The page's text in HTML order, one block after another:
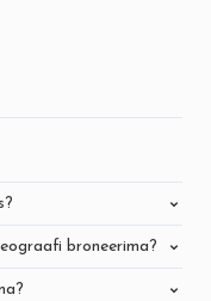
broneerima?